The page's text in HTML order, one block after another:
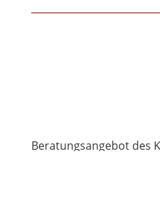
Beratungsangebot des